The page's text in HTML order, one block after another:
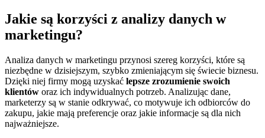
Jakie są korzyści z analizy danych w
marketingu?
Analiza danych w marketingu przynosi szereg korzyści, które są
niezbędne w dzisiejszym, szybko zmieniającym się świecie biznesu.
Dzięki niej firmy mogą uzyskać lepsze zrozumienie swoich
klientów oraz ich indywidualnych potrzeb. Analizując dane,
marketerzy są w stanie odkrywać, co motywuje ich odbiorców do
zakupu, jakie mają preferencje oraz jakie informacje są dla nich
najważniejsze.